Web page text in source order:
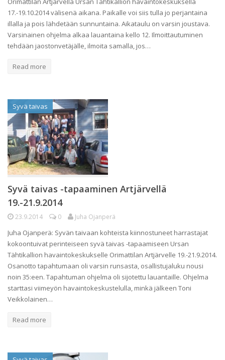
17.-19.10.2014 välisenä aikana. Paikalle voi siis tulla jo perjantaina
illalla ja pois lähdetään sunnuntaina. Aikataulu on varsin joustava.
Varsinainen ohjelma alkaa lauantaina kello 12. Ilmoittautuminen
tehdään jaostonvetäjälle, ilmoita samalla, jos…
Read more
Syvä taivas
Syvä taivas -tapaaminen Artjärvellä
19.-21.9.2014
23.9.2014 0 Juha Ojanperä
Juha Ojanperä: Syvän taivaan kohteista kiinnostuneet harrastajat
kokoontuivat perinteiseen syvä taivas -tapaamiseen Ursan
Tähtikallion havaintokeskukselle Orimattilan Artjärvelle 19.-21.9.2014.
Osanotto tapahtumaan oli varsin runsasta, osallistujaluku nousi
noin 35:een. Tapahtuman ohjelma oli sijotettu lauantaille. Ohjelma
starttasi viimeyön havaintokeskustelulla, minkä jälkeen Toni
Veikkolainen…
Read more